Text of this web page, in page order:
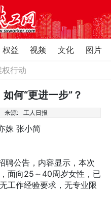
权益 视频 文化
图片
权行动
何“更进一步”？
来源: 工人日报
姝 张小简
聘公告，内容显示，本次
面向25～40周岁女性，已
工作经验要求，无专业限